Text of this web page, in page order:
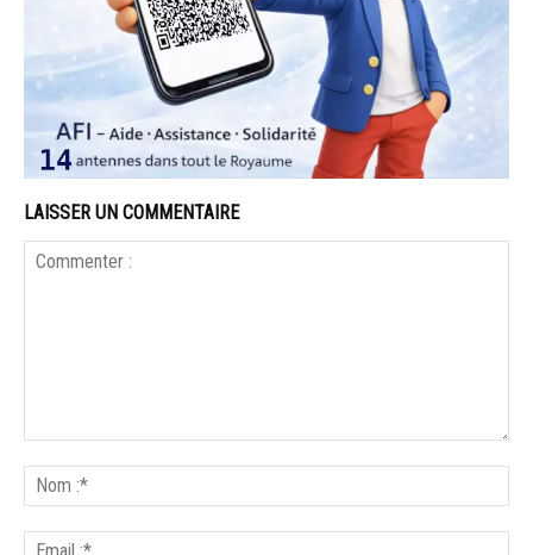
LAISSER UN COMMENTAIRE